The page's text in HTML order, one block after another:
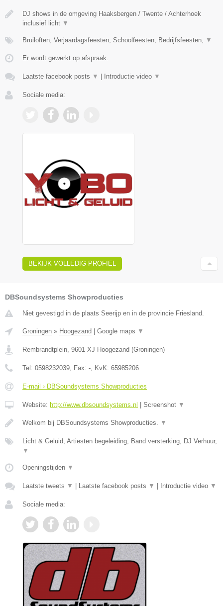
DJ shows in de omgeving Haaksbergen / Twente / Achterhoek
inclusief licht ▼
Bruiloften, Verjaardagsfeesten, Schoolfeesten, Bedrijfsfeesten, ▼
Er wordt gewerkt op afspraak.
Laatste facebook posts ▼ Introductie video ▼
Sociale media:
BEKIJK VOLLEDIG PROFIEL
DBSoundsystems Showproducties
Niet gevestigd in de plaats Seerijp en in de provincie Friesland.
Groningen » Hoogezand Google maps ▼
Rembrandtplein 9601 XJ Hoogezand (Groningen)
Tel: 0598232039 , Fax: - , KvK: 65985206
E-mail › DBSoundsystems Showproducties
Website: http://www.dbsoundsystems.nl Screenshot ▼
Welkom bij DBSoundsystems Showproducties. ▼
Licht & Geluid, Artiesten begeleiding, Band versterking, DJ Verhuur,
▼
Openingstijden ▼
Laatste tweets ▼ Laatste facebook posts ▼ Introductie video ▼
Sociale media: